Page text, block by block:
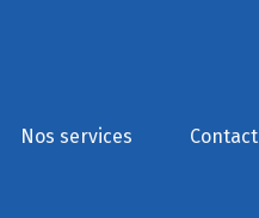
Nos services
Contact